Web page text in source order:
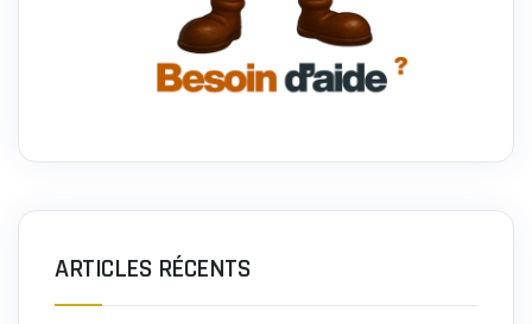
ARTICLES RÉCENTS